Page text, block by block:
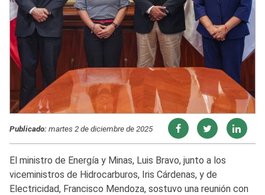
Publicado:martes 2 de diciembre de 2025
El ministro de Energía y Minas, Luis Bravo, junto a los
viceministros de Hidrocarburos, Iris Cárdenas, y de
Electricidad, Francisco Mendoza, sostuvo una reunión con